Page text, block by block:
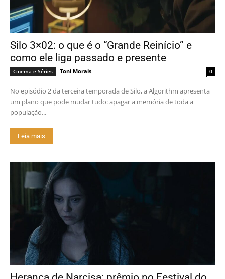
Silo 3×02: o que é o “Grande Reinício” e
como ele liga passado e presente
Cinema e Séries Toni Morais 0
No episódio 2 da terceira temporada de Silo, a Algorithm apresenta
um plano que pode mudar tudo: apagar a memória de toda a
população...
Leia mais